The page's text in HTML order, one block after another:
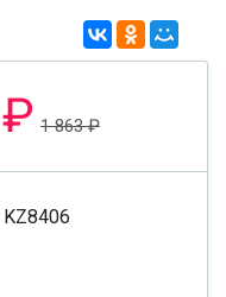
₽ 1 863₽
KZ8406